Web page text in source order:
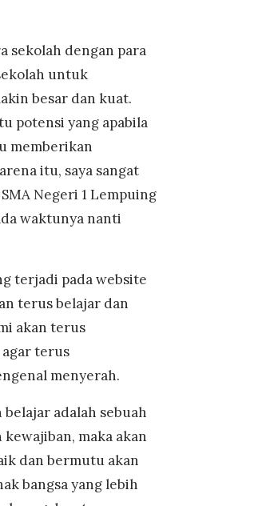
sekolah dengan para
untuk
besar dan kuat.
potensi yang apabila
memberikan
itu, saya sangat
Negeri 1 Lempuing
waktunya nanti
terjadi pada website
terus belajar dan
akan terus
terus
menyerah.
adalah sebuah
maka akan
dan bermutu akan
bangsa yang lebih